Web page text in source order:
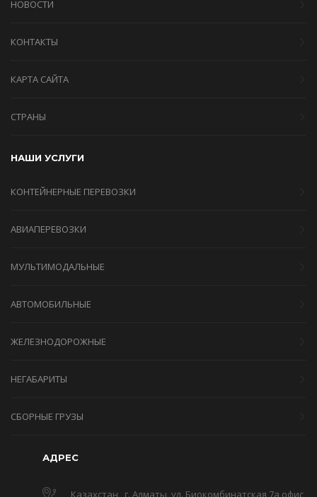
НОВОСТИ
КОНТАКТЫ
КАРТА САЙТА
СТРАНЫ
НАШИ УСЛУГИ
КОНТЕЙНЕРНЫЕ ПЕРЕВОЗКИ
АВИАПЕРЕВОЗКИ
МУЛЬТИМОДАЛЬНЫЕ
АВТОМОБИЛЬНЫЕ
ЖЕЛЕЗНОДОРОЖНЫЕ
НЕГАБАРИТЫ
СБОРНЫЕ ГРУЗЫ
АДРЕС
Казахстан , г. Алматы, ул. Биокомбинатская 7а офис